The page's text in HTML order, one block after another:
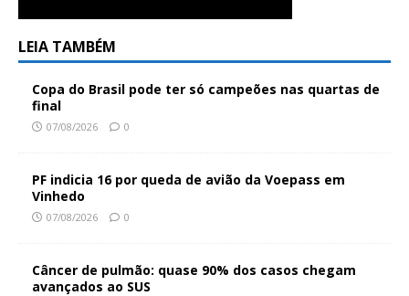
LEIA TAMBÉM
Copa do Brasil pode ter só campeões nas quartas de
final
07/08/2026 0
PF indicia 16 por queda de avião da Voepass em
Vinhedo
07/08/2026 0
Câncer de pulmão: quase 90% dos casos chegam
avançados ao SUS